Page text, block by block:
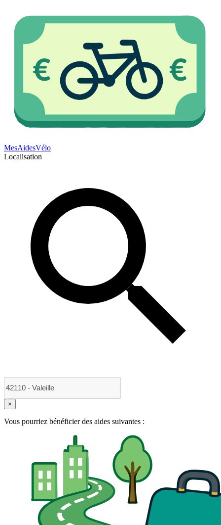
MesAidesVélo
Localisation
×
Vous pourriez bénéficier des aides suivantes :